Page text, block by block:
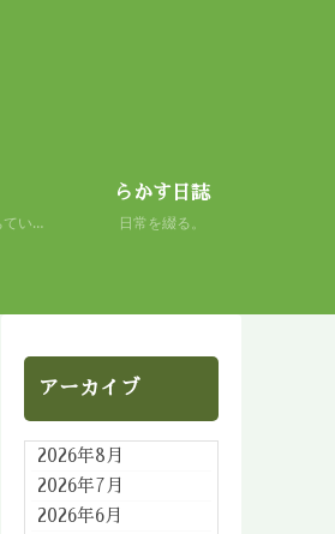
人生は喜びと危険に満ちている。 だから面白い。
らかす日誌
日常を綴る。
アーカイブ
2026年8月
2026年7月
2026年6月